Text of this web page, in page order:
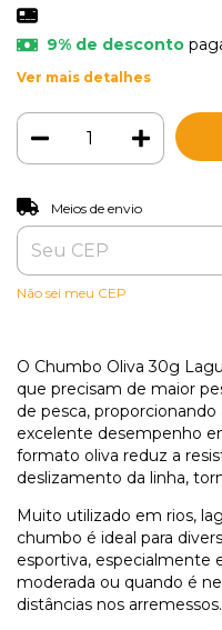
9% de desconto
Ver mais detalhes
Entregas para o CEP:
Meios de envio
Não sei meu CEP
O Chumbo Oliva 30g
que precisam de maior
de pesca,
excelente desempenho
formato oliva reduz a
deslizamento da linha,
Muito utilizado em rios,
chumbo é ideal para
esportiva, especialmente
moderada ou quando é
distâncias nos arremessos.